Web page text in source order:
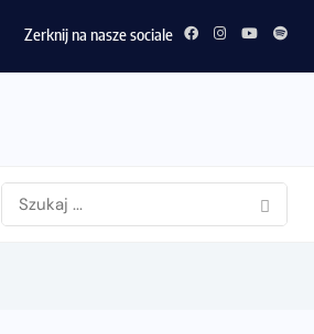
Zerknij na nasze sociale